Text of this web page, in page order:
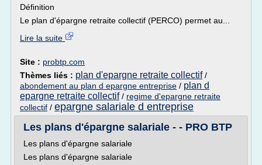
Définition
Le plan d'épargne retraite collectif (PERCO) permet au...
Lire la suite
Site : probtp.com
Thèmes liés : plan d'epargne retraite collectif/
abondement au plan d epargne entreprise / plan d
epargne retraite collectif/ regime d'epargne retraite
collectif / epargne salariale d entreprise
Les plans d'épargne salariale - - PRO BTP
Les plans d'épargne salariale
Les plans d'épargne salariale